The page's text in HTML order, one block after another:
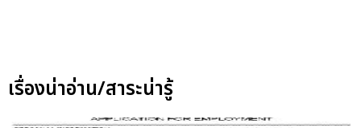
เรื่องน่าอ่าน/สาระน่ารู้